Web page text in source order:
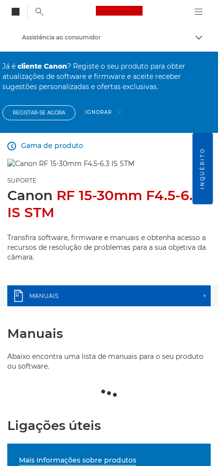
Canon Logo, back
Assistência ao consumidor
Já é cliente Canon? Registe o seu produto para obter
atualizações de software e firmware e aceite receber
sugestões personalizadas e ofertas exclusivas.
REGISTAR-SE AGORA IGNORAR
Gama de produto

SUPORTE
Canon RF 15-30mm F4.5-6.3
IS STM
Transfira software, firmware e manuais e obtenha acesso a
recursos de resolução de problemas para a sua objetiva da
câmara.
MANUAIS +
Manuais
Abaixo encontra uma lista de manuais para o seu produto
ou software.
Ligações úteis
Mais Informações sobre produtos
INQUÉRITO